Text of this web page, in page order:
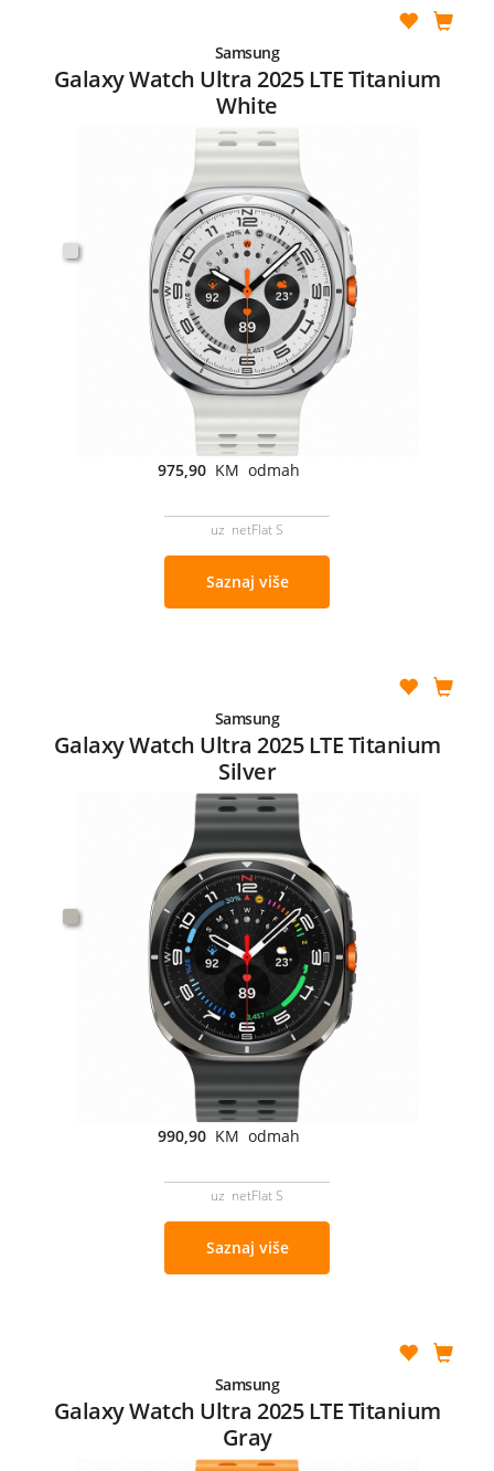
Samsung
Galaxy Watch Ultra 2025 LTE Titanium
White
975,90 KM odmah
uz netFlat S
Saznaj više
Samsung
Galaxy Watch Ultra 2025 LTE Titanium
Silver
990,90 KM odmah
uz netFlat S
Saznaj više
Samsung
Galaxy Watch Ultra 2025 LTE Titanium
Gray